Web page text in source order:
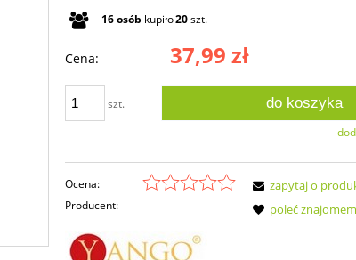
Cena nie zawiera ewentualnych kosztów
płatności
16osób kupiło20szt.
Cena: 37,99 zł
szt. do koszyka
Ocena:
Producent:
zapytaj o
poleć